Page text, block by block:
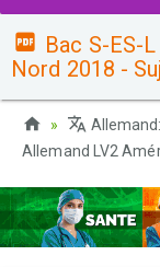
Bac S-ES-
Nord 2018 -
Allemand LV2